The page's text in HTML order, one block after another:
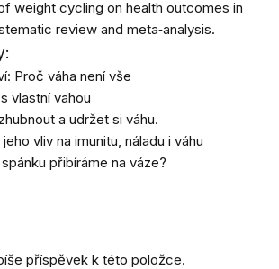
weight cycling on health outcomes in
review and meta‐analysis.
Proč váha není vše
vlastní vahou
a udržet si váhu.
vliv na imunitu, náladu i váhu
přibíráme na váze?
příspěvek k této položce.